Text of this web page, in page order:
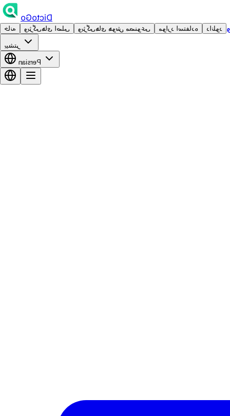
DictoGo
خانه ویژگی‌های اصلی ویژگی‌های هوش مصنوعی موارد استفاده دانلود
بیشتر